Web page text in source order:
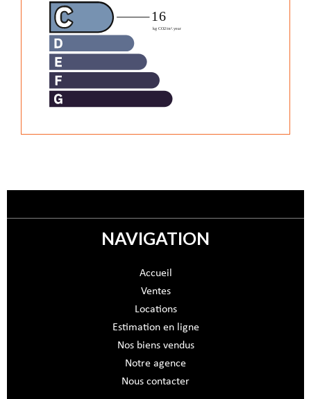
NAVIGATION
Accueil
Ventes
Locations
Estimation en ligne
Nos biens vendus
Notre agence
Nous contacter